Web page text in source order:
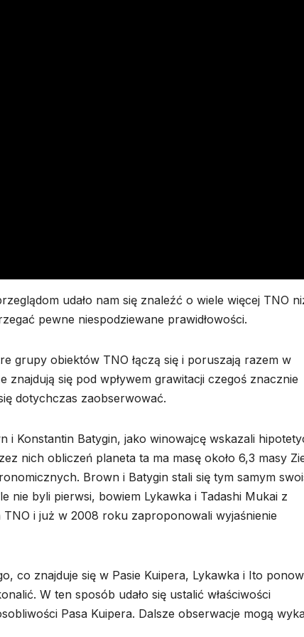
udało nam się znaleźć o wiele więcej TNO
pewne niespodziewane prawidłowości.
grupy obiektów TNO łączą się i poruszają razem w
się pod wpływem grawitacji czegoś znacznie
dotychczas zaobserwować.
i Konstantin Batygin, jako winowajcę wskazali
nich obliczeń planeta ta ma masę około 6,3 masy
Brown i Batygin stali się tym samym
nie byli pierwsi, bowiem Lykawka i Tadashi Mukai z
i już w 2008 roku zaproponowali wyjaśnienie
co znajduje się w Pasie Kuipera, Lykawka i Ito
W ten sposób udało się ustalić właściwości
Pasa Kuipera. Dalsze obserwacje mogą